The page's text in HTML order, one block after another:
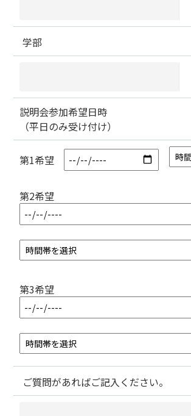
学部
説明会参加希望日時
（平日のみ受け付け）
第1希望
第2希望
第3希望
ご質問があればご記入ください。